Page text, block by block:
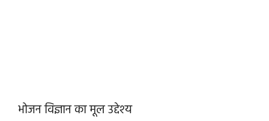
भोजन विज्ञान का मूल उद्देश्य